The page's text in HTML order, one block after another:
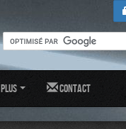
Plus Contact